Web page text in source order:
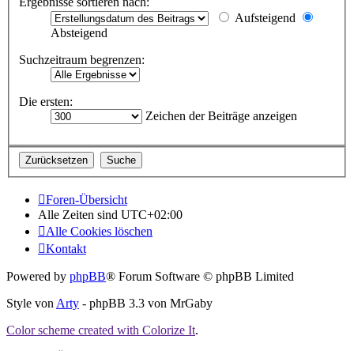
Aufsteigend
Absteigend
Suchzeitraum begrenzen:
Die ersten:
Zeichen der Beiträge anzeigen
Foren-Übersicht
Alle Zeiten sind UTC+02:00
Alle Cookies löschen
Kontakt
Powered by phpBB® Forum Software © phpBB Limited
Style von Arty - phpBB 3.3 von MrGaby
Color scheme created with Colorize It.